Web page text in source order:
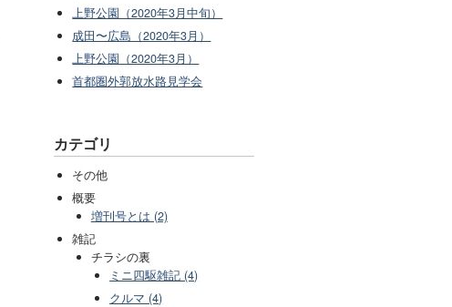
上野公園（2020年3月中旬）
成田〜広島（2020年3月）
上野公園（2020年3月）
首都圏外郭放水路見学会
カテゴリ
その他
概要
増刊号とは (2)
雑記
チラシの裏
ミニ四駆雑記 (4)
クルマ (4)